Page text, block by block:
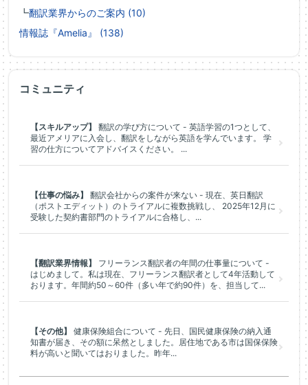
┗翻訳業界からのご案内 (10)
情報誌『Amelia』 (138)
コミュニティ
【スキルアップ】
翻訳の学び方について - 英語学習の1つとして、
最近アメリアに入会し、翻訳をしながら英語を学んでいます。 学
習の仕方についてアドバイスください。 ...
【仕事の悩み】
翻訳会社からの案件が来ない - 現在、英日翻訳
（ポストエディット）のトライアルに複数挑戦し、 2025年12月に
受験した契約書部門のトライアルに合格し、...
【翻訳業界情報】
フリーランス翻訳者の年間の仕事量について -
はじめまして。私は現在、フリーランス翻訳者として4年活動して
おります。年間約50～60件（多い年で約90件）を、担当して...
【その他】
健康保険組合について - 先日、国民健康保険の納入通
知書が届き、その額に呆然としました。居住地である市は国保保険
料が高いと聞いてはおりました。昨年...